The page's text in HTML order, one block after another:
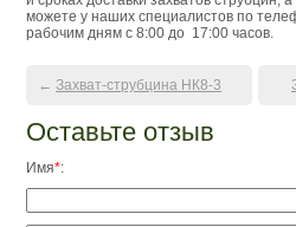
можете у наших специалистов по
рабочим дням с 8:00 до 17:00 часов.
← Захват-струбцина НК8-3
Оставьте отзыв
Имя*: